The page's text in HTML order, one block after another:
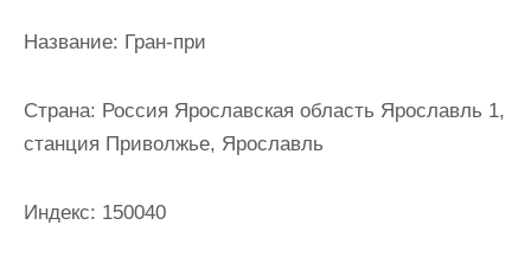
Название: Гран-при
Страна: Россия Ярославская область Ярославль 1,
станция Приволжье, Ярославль
Индекс: 150040